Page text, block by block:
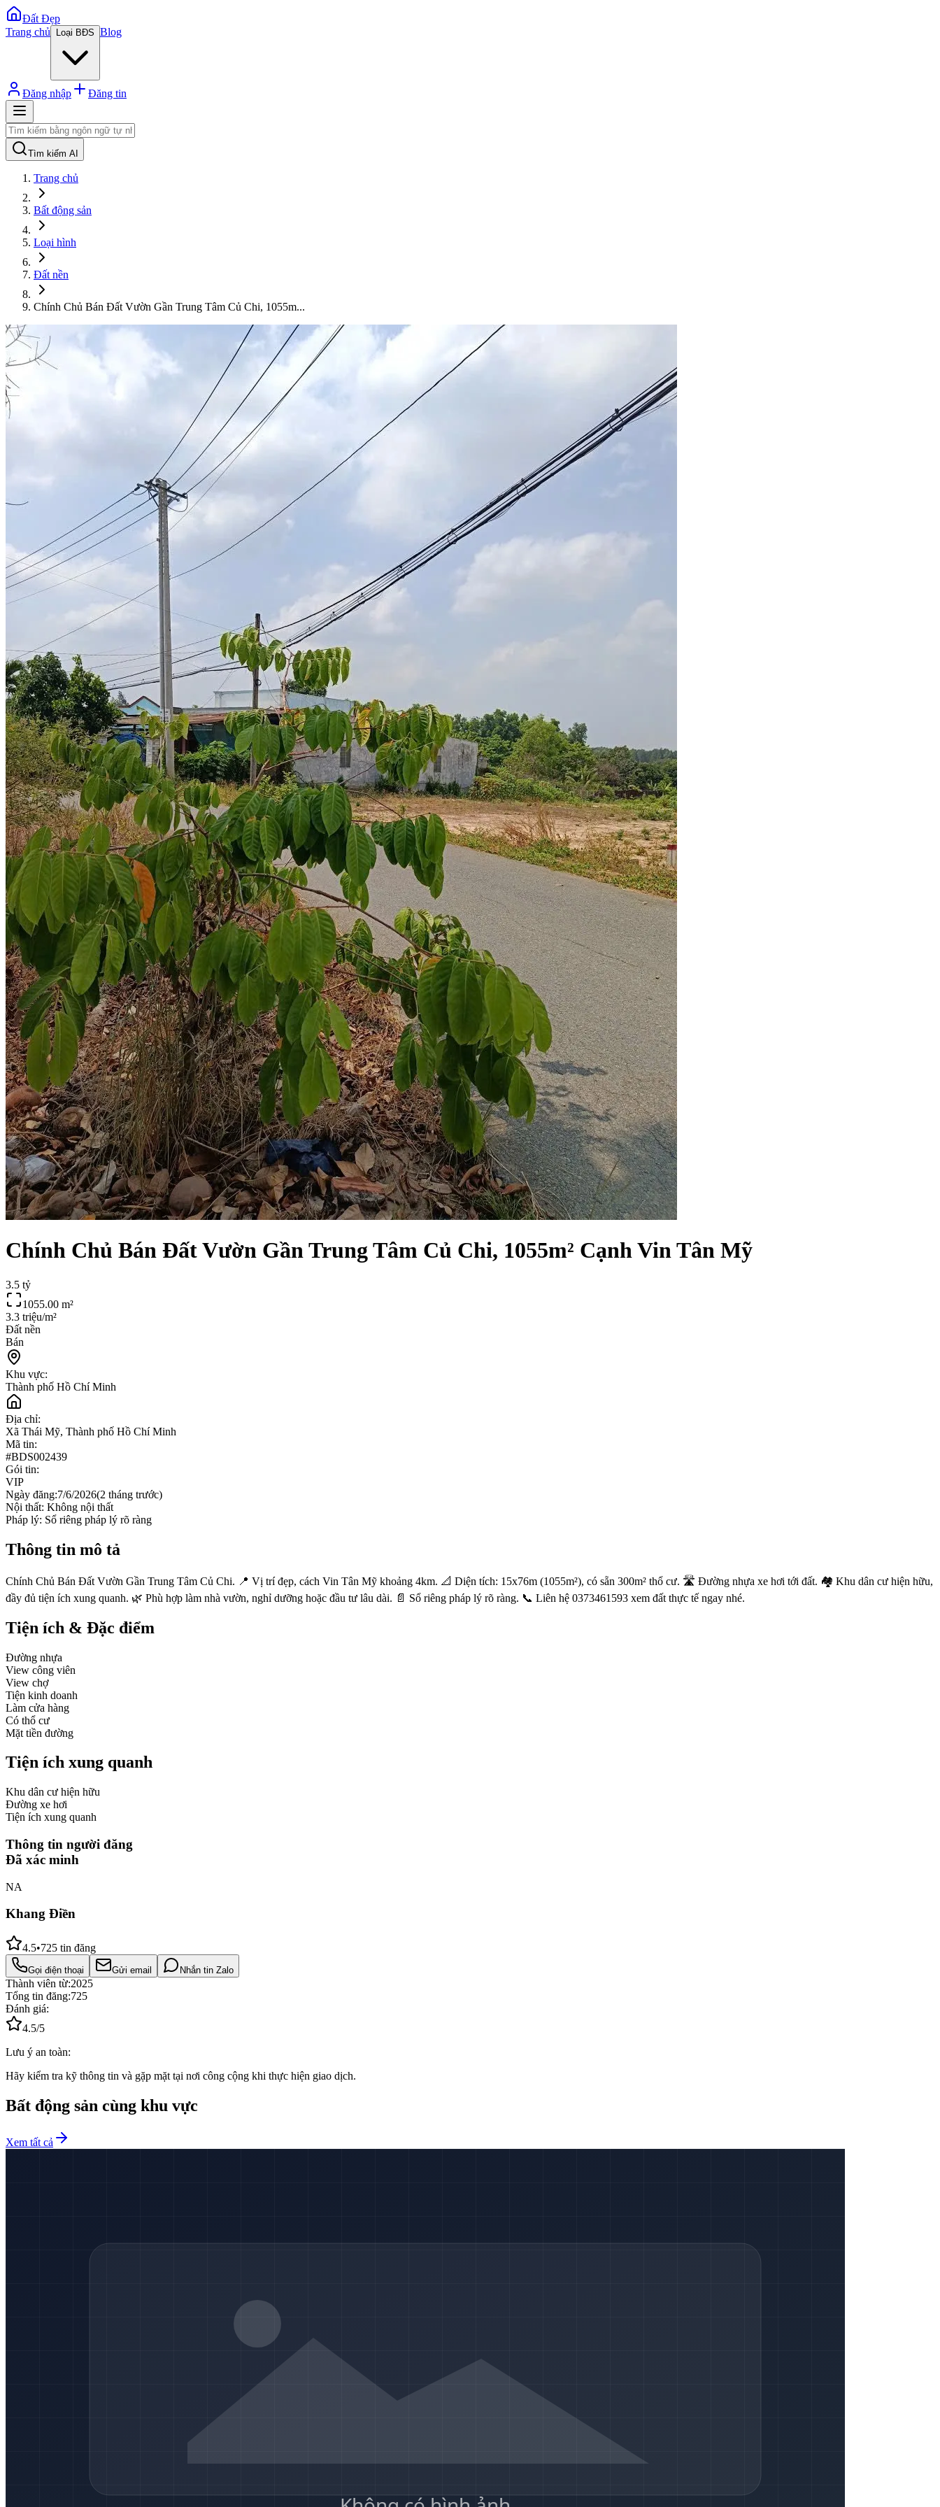
Đất Đẹp
Trang chủ
Loại BĐS Blog
Đăng nhập Đăng tin
Tìm kiếm AI
Trang chủ
Bất động sản
Loại hình
Đất nền
Chính Chủ Bán Đất Vườn Gần Trung Tâm Củ Chi, 1055m...
Chính Chủ Bán Đất Vườn Gần Trung Tâm Củ Chi, 1055m² Cạnh Vin Tân Mỹ
3.5 tỷ
1055.00 m²
3.3 triệu/m²
Đất nền
Bán
Khu vực:
Thành phố Hồ Chí Minh
Địa chỉ:
Xã Thái Mỹ, Thành phố Hồ Chí Minh
Mã tin:
#BDS002439
Gói tin:
VIP
Ngày đăng:7/6/2026(2 tháng trước)
Nội thất: Không nội thất
Pháp lý: Sổ riêng pháp lý rõ ràng
Thông tin mô tả
Chính Chủ Bán Đất Vườn Gần Trung Tâm Củ Chi. 📍 Vị trí đẹp, cách Vin Tân Mỹ khoảng 4km. 📐 Diện tích: 15x76m (1055m²), có sẵn 300m² thổ cư. 🛣 Đường nhựa xe hơi tới đất. 🏘 Khu dân cư hiện hữu,
đầy đủ tiện ích xung quanh. 🌿 Phù hợp làm nhà vườn, nghỉ dưỡng hoặc đầu tư lâu dài. 📄 Sổ riêng pháp lý rõ ràng. 📞 Liên hệ 0373461593 xem đất thực tế ngay nhé.
Tiện ích & Đặc điểm
Đường nhựa
View công viên
View chợ
Tiện kinh doanh
Làm cửa hàng
Có thổ cư
Mặt tiền đường
Tiện ích xung quanh
Khu dân cư hiện hữu
Đường xe hơi
Tiện ích xung quanh
Thông tin người đăng
Đã xác minh
NA
Khang Điền
4.5•725 tin đăng
Gọi điện thoại Gửi email Nhắn tin Zalo
Thành viên từ:2025
Tổng tin đăng:725
Đánh giá:
4.5/5
Lưu ý an toàn:
Hãy kiểm tra kỹ thông tin và gặp mặt tại nơi công cộng khi thực hiện giao dịch.
Bất động sản cùng khu vực
Xem tất cả